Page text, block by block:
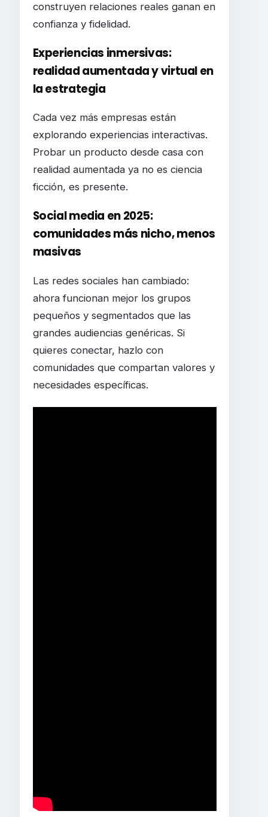
construyen relaciones reales ganan en
confianza y fidelidad.
Experiencias inmersivas:
realidad aumentada y virtual en
la estrategia
Cada vez más empresas están
explorando experiencias interactivas.
Probar un producto desde casa con
realidad aumentada ya no es ciencia
ficción, es presente.
Social media en 2025:
comunidades más nicho, menos
masivas
Las redes sociales han cambiado:
ahora funcionan mejor los grupos
pequeños y segmentados que las
grandes audiencias genéricas. Si
quieres conectar, hazlo con
comunidades que compartan valores y
necesidades específicas.